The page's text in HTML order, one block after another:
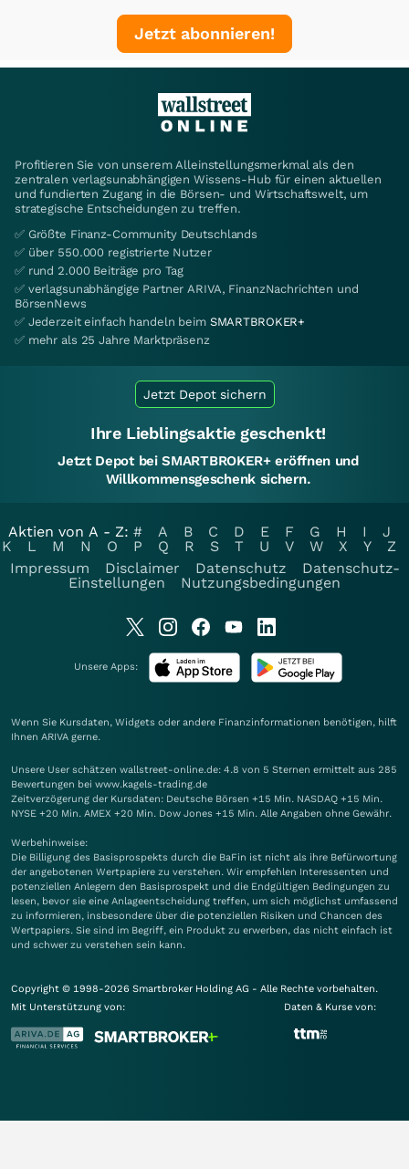
Jetzt abonnieren!
Profitieren Sie von unserem Alleinstellungsmerkmal als den
zentralen verlagsunabhängigen Wissens-Hub für einen aktuellen
und fundierten Zugang in die Börsen- und Wirtschaftswelt, um
strategische Entscheidungen zu treffen.
✅ Größte Finanz-Community Deutschlands
✅ über 550.000 registrierte Nutzer
✅ rund 2.000 Beiträge pro Tag
✅ verlagsunabhängige Partner ARIVA, FinanzNachrichten und
BörsenNews
✅ Jederzeit einfach handeln beim SMARTBROKER+
✅ mehr als 25 Jahre Marktpräsenz
Jetzt Depot sichern
Ihre Lieblingsaktie geschenkt!
Jetzt Depot bei SMARTBROKER+ eröffnen und
Willkommensgeschenk sichern.
Aktien von A - Z: # A B C D E F G H I
J
K
L M N O P Q R S T U V W X Y
Z
Impressum
Disclaimer Datenschutz
Datenschutz-
Einstellungen
Nutzungsbedingungen
Unsere Apps:
Wenn Sie Kursdaten, Widgets oder andere Finanzinformationen benötigen, hilft
Ihnen ARIVA gerne.
Unsere User schätzen wallstreet-online.de: 4.8 von 5 Sternen ermittelt aus 285
Bewertungen bei www.kagels-trading.de
Zeitverzögerung der Kursdaten: Deutsche Börsen +15 Min. NASDAQ +15 Min.
NYSE +20 Min. AMEX +20 Min. Dow Jones +15 Min. Alle Angaben ohne Gewähr.
Werbehinweise:
Die Billigung des Basisprospekts durch die BaFin ist nicht als ihre Befürwortung
der angebotenen Wertpapiere zu verstehen. Wir empfehlen Interessenten und
potenziellen Anlegern den Basisprospekt und die Endgültigen Bedingungen zu
lesen, bevor sie eine Anlageentscheidung treffen, um sich möglichst umfassend
zu informieren, insbesondere über die potenziellen Risiken und Chancen des
Wertpapiers. Sie sind im Begriff, ein Produkt zu erwerben, das nicht einfach ist
und schwer zu verstehen sein kann.
Copyright © 1998-2026 Smartbroker Holding AG - Alle Rechte vorbehalten.
Mit Unterstützung von:
Daten & Kurse von: